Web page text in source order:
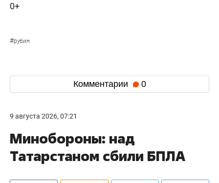
0+
#рубин
Комментарии 0
9 августа 2026, 07:21
Минобороны: над
Татарстаном сбили БПЛА